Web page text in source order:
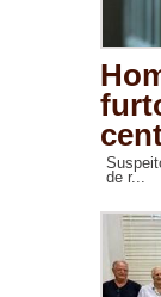
de r...